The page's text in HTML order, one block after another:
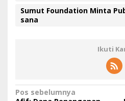
Sumut Foundation Minta
sana
Ikuti
N
Pos sebelumnya